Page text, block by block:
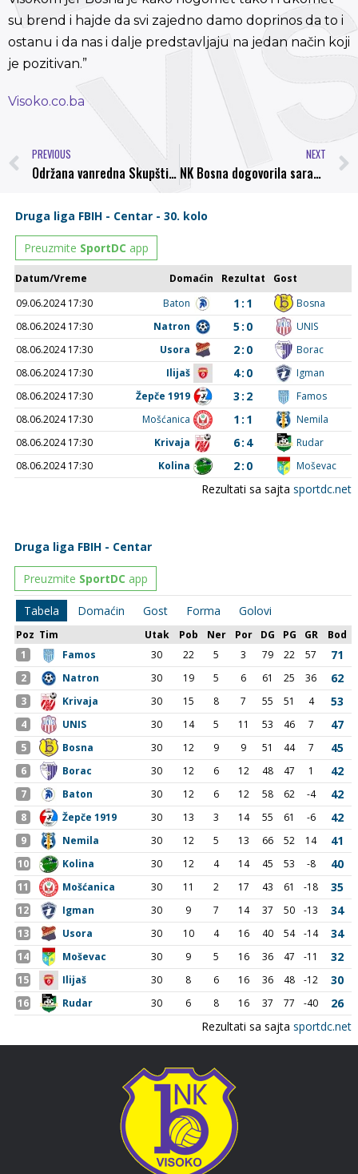
su brend i hajde da svi zajedno damo doprinos da to i
ostanu i da nas i dalje predstavljaju na jedan način koji
je pozitivan.”
Visoko.co.ba
PREVIOUS
Održana vanredna Skupština NK “Bosna”, Emir Bijedić novi predsjednik
NEXT
NK Bosna dogovorila saradnju sa Mensurom Džavitijem i Elvirom Memićem